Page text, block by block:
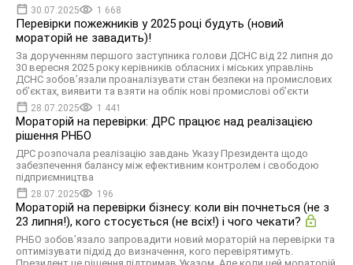
30.07.2025 1 668
Перевірки пожежників у 2025 році будуть (новий
мораторій не завадить)!
За дорученням першого заступника голови ДСНС від 22 липня до
30 вересня 2025 року керівників обласних і міських управлінь
ДСНС зобовʼязали проаналізувати стан безпеки на промислових
об’єктах, виявити та взяти на облік нові промислові об’єкти
28.07.2025 1 441
Мораторій на перевірки: ДРС працює над реалізацією
рішення РНБО
ДРС розпочала реалізацію завдань Указу Президента щодо
забезпечення балансу між ефективним контролем і свободою
підприємництва
28.07.2025 196
Мораторій на перевірки бізнесу: коли він почнеться (не з
23 липня!), кого стосується (не всіх!) і чого чекати?
РНБО зобов’язало запровадити новий мораторій на перевірки та
оптимізувати підхід до визначення, кого перевірятимуть.